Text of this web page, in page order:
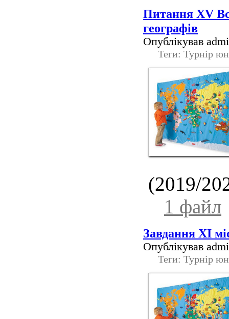
Питання ХV
географів
Опублікував
Теги: Турнір
(2019/
1 файл
Завдання ХІ
Опублікував
Теги: Турнір